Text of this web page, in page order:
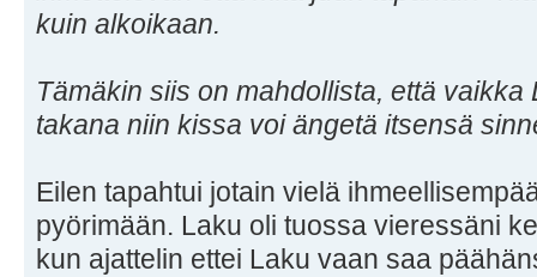
kuin alkoikaan.
Tämäkin siis on mahdollista, että
takana niin kissa voi ängetä itsensä
Eilen tapahtui jotain vielä
pyörimään. Laku oli tuossa vieressäni
kun ajattelin ettei Laku vaan saa